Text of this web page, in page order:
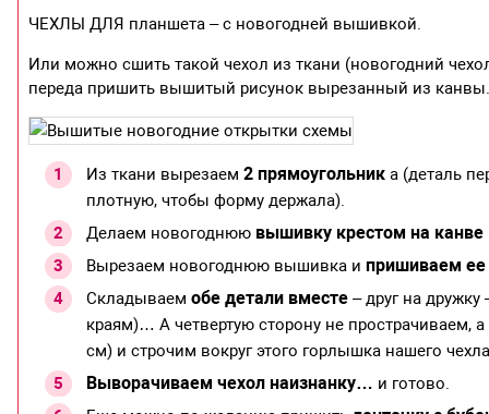
ЧЕХЛЫ ДЛЯ планшета – с новогодней вышивкой.
Или можно сшить такой чехол из ткани (новогодний
переда пришить вышитый рисунок вырезанный из
Из ткани вырезаем 2 прямоугольника (деталь
плотную, чтобы форму держала).
Делаем новогоднюю вышивку крестом на канве
Вырезаем новогоднюю вышивка и пришиваем ее
Складываем обе детали вместе– друг на дружку
краям)… А четвертую сторону не прострачиваем,
см) и строчим вокруг этого горлышка нашего
Выворачиваем чехол наизнанку… и готово.